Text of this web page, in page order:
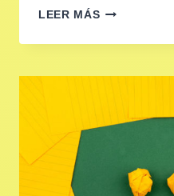
LEER MÁS5
PARA
LAS